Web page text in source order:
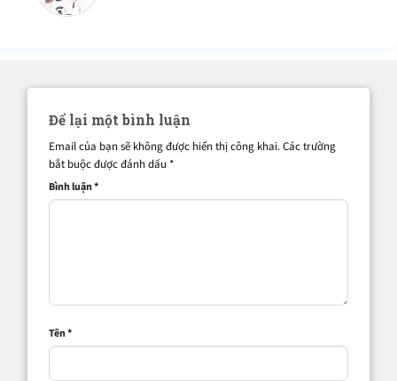
Để lại một bình luận
Email của bạn sẽ không được hiển thị công khai.Các trường
bắt buộc được đánh dấu *
Bình luận*
Tên*